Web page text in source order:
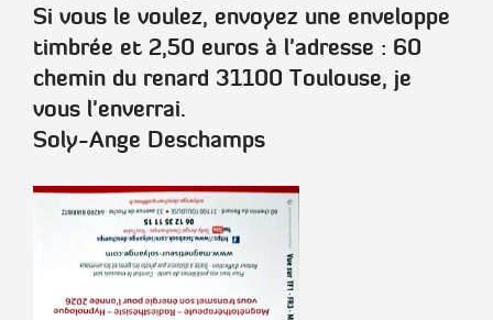
Si vous le voulez, envoyez une enveloppe
timbrée et 2,50 euros à l'adresse : 60
chemin du renard 31100 Toulouse, je
vous l'enverrai.
Soly-Ange Deschamps